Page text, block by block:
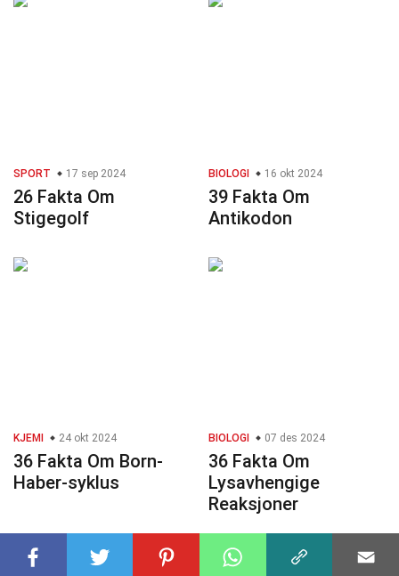
SPORT 17 sep 2024
26 Fakta Om
Stigegolf
BIOLOGI 16 okt 2024
39 Fakta Om
Antikodon
KJEMI 24 okt 2024
36 Fakta Om Born-
Haber-syklus
BIOLOGI 07 des 2024
36 Fakta Om
Lysavhengige
Reaksjoner